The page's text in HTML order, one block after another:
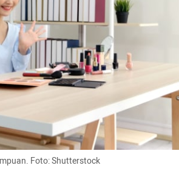
Foto: Shutterstock